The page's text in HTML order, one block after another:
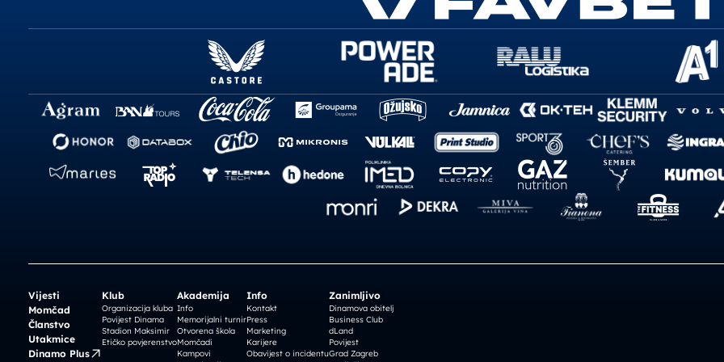
Vijesti
Momčad
Članstvo
Utakmice
Dinamo Plus
Klub
Organizacija kluba
Povijest Dinama
Stadion Maksimir
Etičko povjerenstvo
Akademija
Info
Memorijalni turnir
Otvorena škola
Momčadi
Kampovi
Info
Kontakt
Press
Marketing
Karijere
Obavijest o incidentu
Zanimljivo
Dinamova obitelj
Business Club
dLand
Povijest
Grad Zagreb